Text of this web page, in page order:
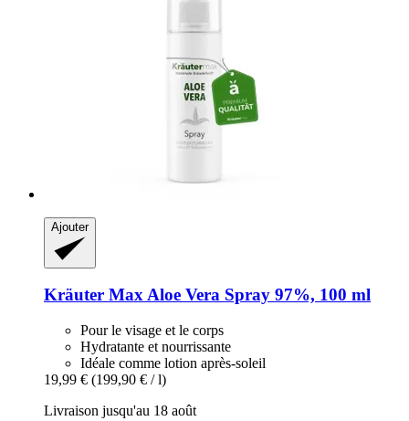
Ajouter
Kräuter MaxAloe Vera Spray 97%, 100 ml
Pour le visage et le corps
Hydratante et nourrissante
Idéale comme lotion après-soleil
19,99 € (199,90 € / l)
Livraison jusqu'au 18 août